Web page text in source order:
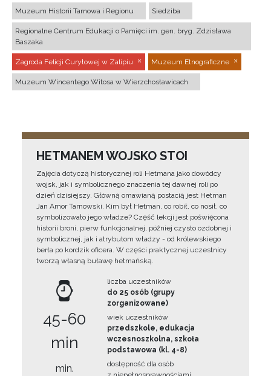
Muzeum Historii Tarnowa i Regionu Siedziba
Regionalne Centrum Edukacji o Pamięci im. gen. bryg. Zdzisława
Baszaka
Zagroda Felicji Curyłowej w Zalipiu Muzeum Etnograficzne
Muzeum Wincentego Witosa w Wierzchosławicach
HETMANEM WOJSKO STOI
Zajęcia dotyczą historycznej roli Hetmana jako dowódcy
wojsk, jak i symbolicznego znaczenia tej dawnej roli po
dzień dzisiejszy. Główną omawianą postacią jest Hetman
Jan Amor Tarnowski. Kim był Hetman, co robił, co nosił, co
symbolizowało jego władze? Część lekcji jest poświęcona
historii broni, pierw funkcjonalnej, później czysto ozdobnej i
symbolicznej, jak i atrybutom władzy - od królewskiego
berła po kordzik oficera. W części praktycznej uczestnicy
tworzą własną buławę hetmańską.
45-60
min
min.
liczba uczestników
do 25 osób (grupy
zorganizowane)
wiek uczestników
przedszkole, edukacja
wczesnoszkolna, szkoła
podstawowa (kl. 4-8)
dostępność dla osób